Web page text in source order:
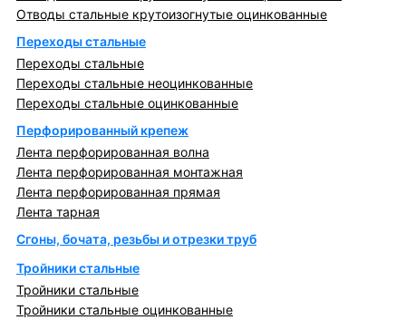
Отводы стальные крутоизогнутые оцинкованные
Переходы стальные
Переходы стальные
Переходы стальные неоцинкованные
Переходы стальные оцинкованные
Перфорированный крепеж
Лента перфорированная волна
Лента перфорированная монтажная
Лента перфорированная прямая
Лента тарная
Сгоны, бочата, резьбы и отрезки труб
Тройники стальные
Тройники стальные
Тройники стальные оцинкованные